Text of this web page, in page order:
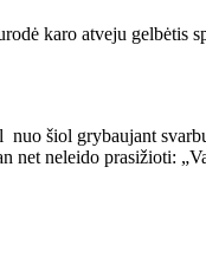
karo atveju gelbėtis
nuo šiol grybaujant
net neleido prasižioti: